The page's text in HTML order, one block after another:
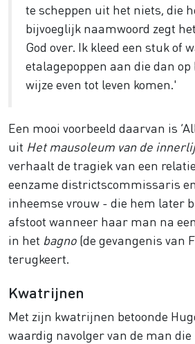
te scheppen uit het niets, die
bijvoeglijk naamwoord zegt
God over. Ik kleed een stuk of
etalagepoppen aan die dan
wijze even tot leven komen.'
Een mooi voorbeeld daarvan is
uit Het mausoleum van de
verhaalt de tragiek van een
eenzame districts­commissaris
inheemse vrouw - die hem later
afstoot wanneer haar man na
in het bagno (de gevangenis van
terug­keert.
Kwatrijnen
Met zijn kwatrijnen betoonde
waardig navolger van de man